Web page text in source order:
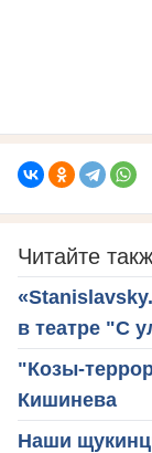
Читайте
в театре "С
"Козы-
Кишинева
Наши